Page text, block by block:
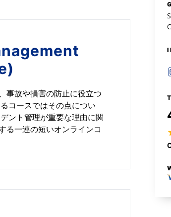
事故や損害の防止に役立つ
コースではその点につい
ント管理が重要な理由に関
る一連の短いオンラインコ